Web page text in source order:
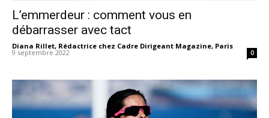
L’emmerdeur : comment vous en
débarrasser avec tact
Diana Rillet, Rédactrice chez Cadre Dirigeant Magazine, Paris -
9 septembre 2022 0